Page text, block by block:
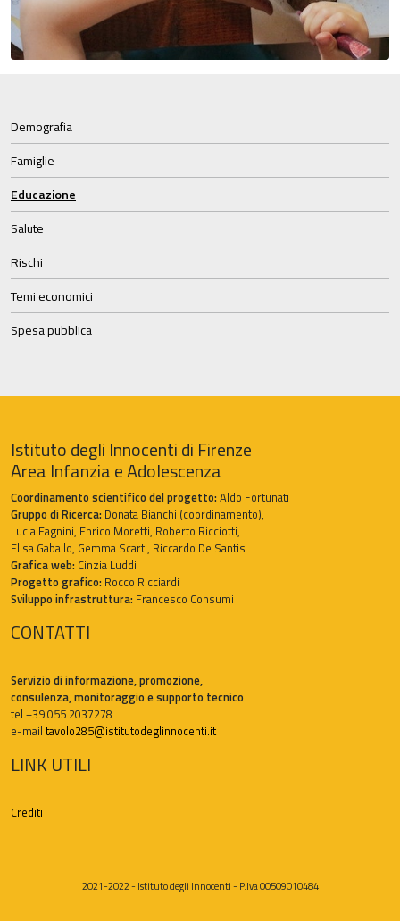
Demografia
Famiglie
Educazione
Salute
Rischi
Temi economici
Spesa pubblica
Istituto degli Innocenti di Firenze
Area Infanzia e Adolescenza
Coordinamento scientifico del progetto:Aldo Fortunati
Gruppo di Ricerca: Donata Bianchi (coordinamento),
Lucia Fagnini, Enrico Moretti, Roberto Ricciotti,
Elisa Gaballo, Gemma Scarti, Riccardo De Santis
Grafica web: Cinzia Luddi
Progetto grafico: Rocco Ricciardi
Sviluppo infrastruttura: Francesco Consumi
CONTATTI
Servizio di informazione, promozione,
consulenza, monitoraggio e supporto tecnico
tel +39 055 2037278
e-mail tavolo285@istitutodeglinnocenti.it
LINK UTILI
Crediti
2021-2022 - Istituto degli Innocenti - P.Iva 00509010484